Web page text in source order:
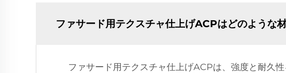
ファサード用テクスチャ仕上げACPはどのような
ファサード用テクスチャ仕上げACPは、強度と耐久